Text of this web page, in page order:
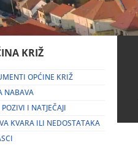
KRIŽ
OPĆINE KRIŽ
NABAVA
POZIVI I NATJEČAJI
KVARA ILI NEDOSTATAKA